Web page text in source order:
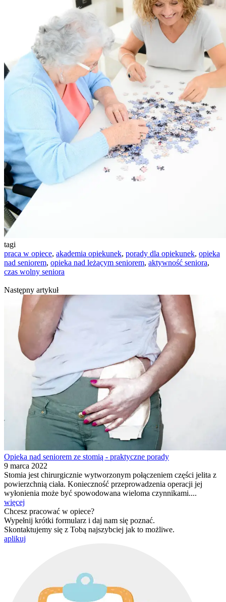
tagi
praca w opiece, akademia opiekunek, porady dla opiekunek, opieka
nad seniorem, opieka nad leżącym seniorem, aktywność seniora,
czas wolny seniora
Następny artykuł
Opieka nad seniorem ze stomią - praktyczne porady
9 marca 2022
Stomia jest chirurgicznie wytworzonym połączeniem części jelita z
powierzchnią ciała. Konieczność przeprowadzenia operacji jej
wyłonienia może być spowodowana wieloma czynnikami....
więcej
Chcesz pracować w opiece?
Wypełnij krótki formularz i daj nam się poznać.
Skontaktujemy się z Tobą najszybciej jak to możliwe.
aplikuj